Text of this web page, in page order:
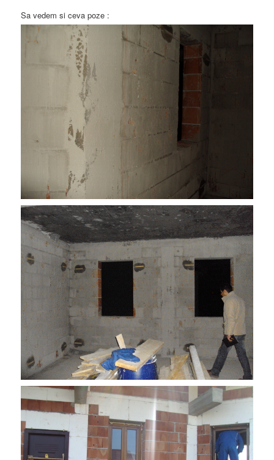
Sa vedem si ceva poze :